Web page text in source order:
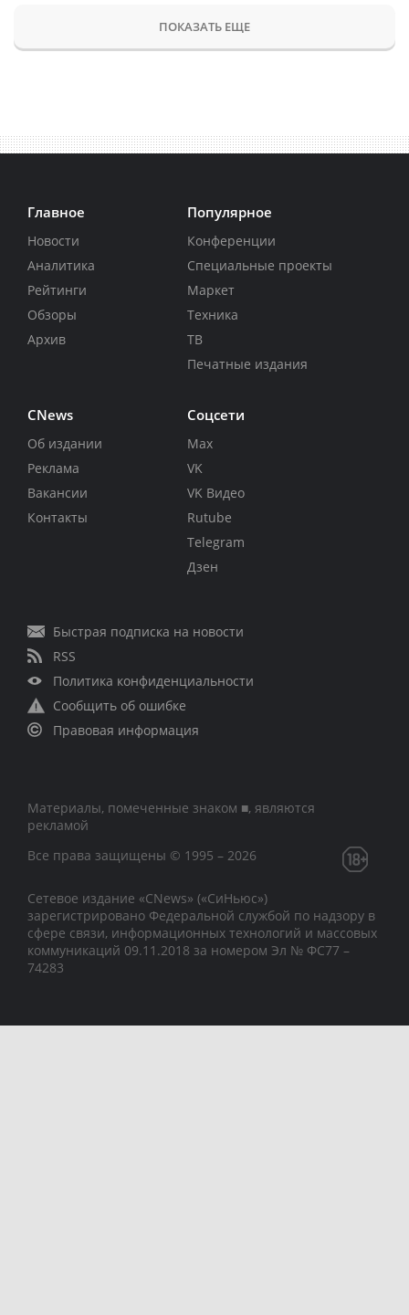
ПОКАЗАТЬ ЕЩЕ
Главное
Новости
Аналитика
Рейтинги
Обзоры
Архив
Популярное
Конференции
Специальные проекты
Маркет
Техника
ТВ
Печатные издания
CNews
Об издании
Реклама
Вакансии
Контакты
Соцсети
Max
VK
VK Видео
Rutube
Telegram
Дзен
Быстрая подписка на новости
RSS
Политика конфиденциальности
Сообщить об ошибке
Правовая информация
Материалы, помеченные знаком ■, являются
рекламой
Все права защищены © 1995 – 2026
Сетевое издание «CNews» («СиНьюс»)
зарегистрировано Федеральной службой по надзору в
сфере связи, информационных технологий и массовых
коммуникаций 09.11.2018 за номером Эл № ФС77 –
74283